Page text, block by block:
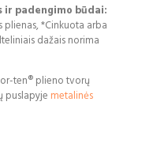
ir padengimo būdai:
*Cinkuota arba
dažais norima
ten® plieno tvorų
puslapyje metalinės